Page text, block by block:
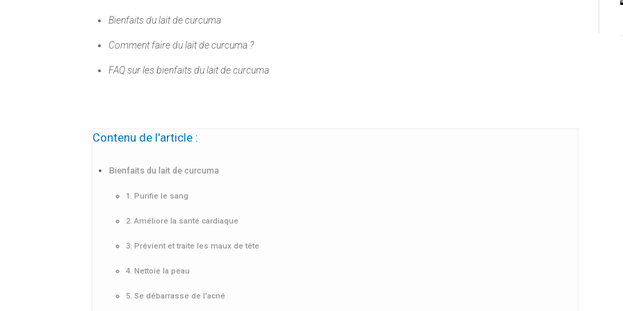
Bienfaits du lait de curcuma
Comment faire du lait de curcuma ?
FAQ sur les bienfaits du lait de curcuma
Contenu de l'article :
Bienfaits du lait de curcuma
1. Purifie le sang
2. Améliore la santé cardiaque
3. Prévient et traite les maux de tête
4. Nettoie la peau
5. Se débarrasse de l’acné